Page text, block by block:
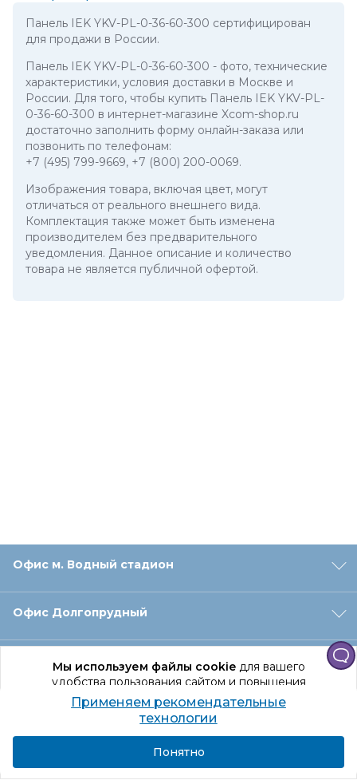
Мы используем файлы cookieдля вашего
удобства пользования сайтом и повышения
качества рекомендаций.
Продолжая использование сайта, вы даете
согласие на обработку персональных данных
Панель IEK YKV-PL-0-36-60-300 сертифицирован
для продажи в России.
Панель IEK YKV-PL-0-36-60-300 - фото, технические
характеристики, условия доставки в Москве и
России. Для того, чтобы купить Панель IEK YKV-PL-
0-36-60-300 в интернет-магазине Xcom-shop.ru
достаточно заполнить форму онлайн-заказа или
позвонить по телефонам:
+7 (495) 799-9669, +7 (800) 200-0069.
Изображения товара, включая цвет, могут
отличаться от реального внешнего вида.
Комплектация также может быть изменена
производителем без предварительного
уведомления. Данное описание и количество
товара не является публичной офертой.
Офис м. Водный стадион
Офис Долгопрудный
Офис Санкт‑Петербург
Оформление заказа
Применяем рекомендательные
технологии
Понятно